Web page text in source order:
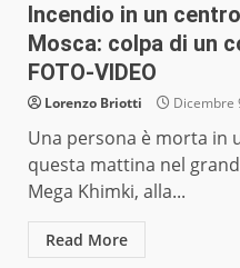
Incendio in un
Mosca: colpa di un
FOTO-VIDEO
Lorenzo Briotti Dicembre
Una persona è morta in
questa mattina nel
Mega Khimki, alla...
Read More